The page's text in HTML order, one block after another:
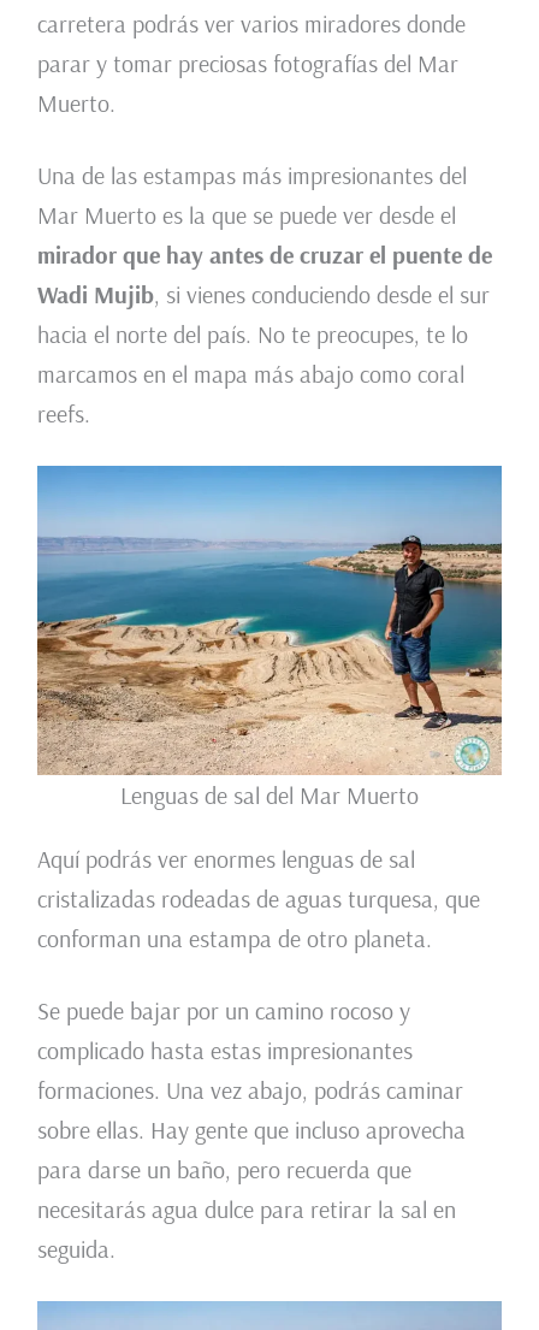
carretera podrás ver varios miradores donde
parar y tomar preciosas fotografías del Mar
Muerto.
Una de las estampas más impresionantes del
Mar Muerto es la que se puede ver desde el
mirador que hay antes de cruzar el puente de
Wadi Mujib, si vienes conduciendo desde el sur
hacia el norte del país. No te preocupes, te lo
marcamos en el mapa más abajo como coral
reefs.
Lenguas de sal del Mar Muerto
Aquí podrás ver enormes lenguas de sal
cristalizadas rodeadas de aguas turquesa, que
conforman una estampa de otro planeta.
Se puede bajar por un camino rocoso y
complicado hasta estas impresionantes
formaciones. Una vez abajo, podrás caminar
sobre ellas. Hay gente que incluso aprovecha
para darse un baño, pero recuerda que
necesitarás agua dulce para retirar la sal en
seguida.